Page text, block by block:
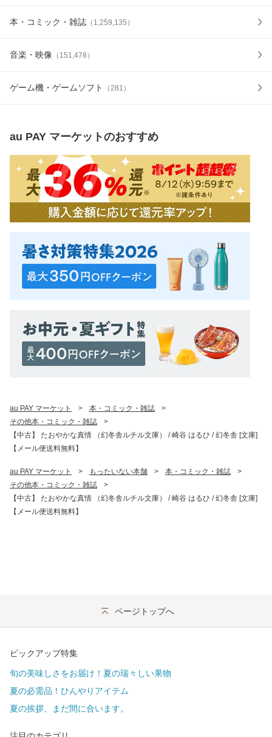
本・コミック・雑誌 （ 1,259,135 ）
音楽・映像 （ 151,478 ）
ゲーム機・ゲームソフト （281 ）
au PAY マーケットのおすすめ
au PAY マーケット > 本・コミック・雑誌
>
その他本・コミック・雑誌
>
【中古】 たおやかな真情 （幻冬舎ルチル文庫） / 崎谷 はるひ / 幻冬舎 [文庫]
【メール便送料無料】
au PAY マーケット > もったいない本舗 > 本・コミック・雑誌
>
その他本・コミック・雑誌
>
【中古】 たおやかな真情 （幻冬舎ルチル文庫） / 崎谷 はるひ / 幻冬舎 [文庫]
【メール便送料無料】
ページトップへ
ピックアップ特集
旬の美味しさをお届け！夏の瑞々しい果物
夏の必需品！ひんやりアイテム
夏の挨拶、まだ間に合います。